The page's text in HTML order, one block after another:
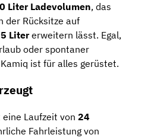
Liter Ladevolumen, das
der Rücksitze auf
Litererweitern lässt. Egal,
oder spontaner
ist für alles gerüstet.
Laufzeit von 24
Fahrleistung von